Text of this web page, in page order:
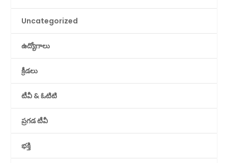
Uncategorized
ఉద్యోగాలు
క్రీడలు
టీవీ & ఓటిటి
ప్రగడ టీవీ
భక్తి